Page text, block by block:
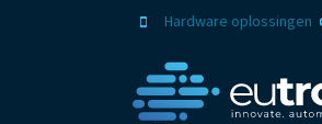
Hardware oplossingen